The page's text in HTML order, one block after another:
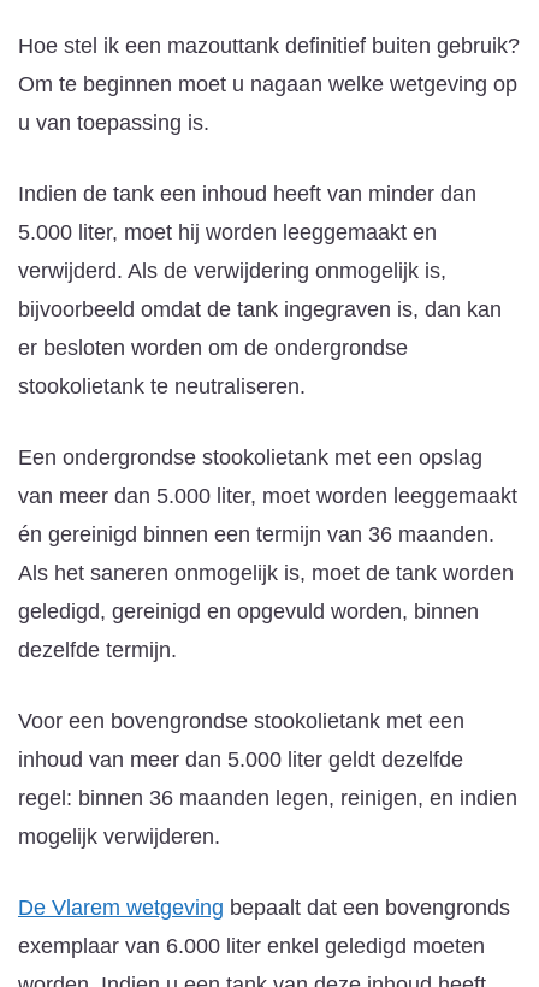
Hoe stel ik een mazouttank definitief buiten gebruik?
Om te beginnen moet u nagaan welke wetgeving op
u van toepassing is.
Indien de tank een inhoud heeft van minder dan
5.000 liter, moet hij worden leeggemaakt en
verwijderd. Als de verwijdering onmogelijk is,
bijvoorbeeld omdat de tank ingegraven is, dan kan
er besloten worden om de ondergrondse
stookolietank te neutraliseren.
Een ondergrondse stookolietank met een opslag
van meer dan 5.000 liter, moet worden leeggemaakt
én gereinigd binnen een termijn van 36 maanden.
Als het saneren onmogelijk is, moet de tank worden
geledigd, gereinigd en opgevuld worden, binnen
dezelfde termijn.
Voor een bovengrondse stookolietank met een
inhoud van meer dan 5.000 liter geldt dezelfde
regel: binnen 36 maanden legen, reinigen, en indien
mogelijk verwijderen.
De Vlarem wetgeving bepaalt dat een bovengronds
exemplaar van 6.000 liter enkel geledigd moeten